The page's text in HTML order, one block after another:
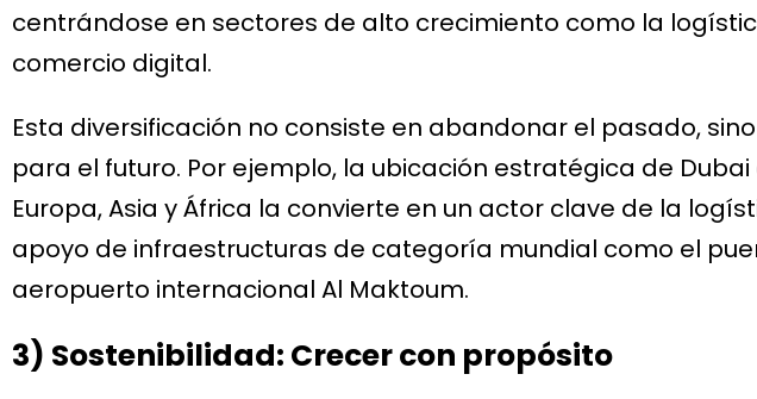
centrándose en sectores de alto crecimiento como la
comercio digital.
Esta diversificación no consiste en abandonar el pasado,
para el futuro. Por ejemplo, la ubicación estratégica de
Europa, Asia y África la convierte en un actor clave de la
apoyo de infraestructuras de categoría mundial como el
aeropuerto internacional Al Maktoum.
3) Sostenibilidad: Crecer con propósito